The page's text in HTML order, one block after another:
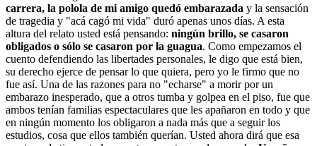
carrera, la polola de mi amigo quedó embarazada y la sensación
de tragedia y "acá cagó mi vida" duró apenas unos días. A esta
altura del relato usted está pensando: ningún brillo, se casaron
obligados o sólo se casaron por la guagua. Como empezamos el
cuento defendiendo las libertades personales, le digo que está bien,
su derecho ejerce de pensar lo que quiera, pero yo le firmo que no
fue así. Una de las razones para no "echarse" a morir por un
embarazo inesperado, que a otros tumba y golpea en el piso, fue que
ambos tenían familias espectaculares que les apañaron en todo y que
en ningún momento los obligaron a nada más que a seguir los
estudios, cosa que ellos también querían. Usted ahora dirá que esa